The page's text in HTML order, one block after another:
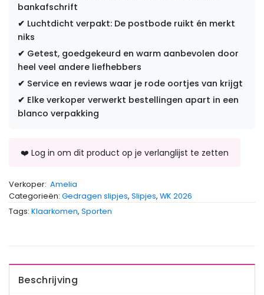
bankafschrift
✔ Luchtdicht verpakt: De postbode ruikt én merkt
niks
✔ Getest, goedgekeurd en warm aanbevolen door
heel veel andere liefhebbers
✔ Service en reviews waar je rode oortjes van krijgt
✔ Elke verkoper verwerkt bestellingen apart in een
blanco verpakking
Verkoper: Amelia
Categorieën: Gedragen slipjes, Slipjes, WK 2026
Tags: Klaarkomen, Sporten
Beschrijving